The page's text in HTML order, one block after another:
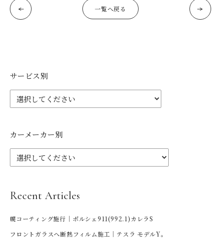
一覧へ戻る
サービス別
カーメーカー別
Recent Articles
幌コーティング施行｜ポルシェ911(992.1)カレラS
フロントガラスへ断熱フィルム施工｜テスラ モデルY。